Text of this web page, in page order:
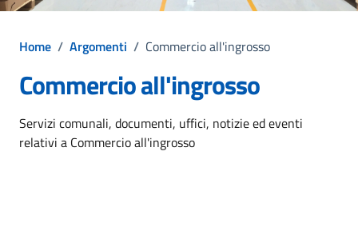
Home / Argomenti / Commercio all'ingrosso
Commercio all'ingrosso
Dettagli dell'argomento
Servizi comunali, documenti, uffici, notizie ed eventi
relativi a Commercio all'ingrosso